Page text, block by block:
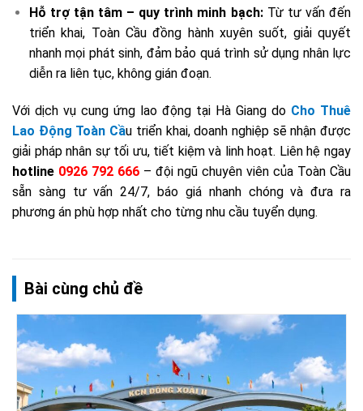
Hỗ trợ tận tâm – quy trình minh bạch:Từ tư vấn đến
triển khai, Toàn Cầu đồng hành xuyên suốt, giải quyết
nhanh mọi phát sinh, đảm bảo quá trình sử dụng nhân lực
diễn ra liên tục, không gián đoạn.
Với dịch vụ cung ứng lao động tại Hà Giang do Cho Thuê
Lao Động Toàn Cầu triển khai, doanh nghiệp sẽ nhận được
giải pháp nhân sự tối ưu, tiết kiệm và linh hoạt. Liên hệ ngay
hotline 0926 792 666 – đội ngũ chuyên viên của Toàn Cầu
sẵn sàng tư vấn 24/7, báo giá nhanh chóng và đưa ra
phương án phù hợp nhất cho từng nhu cầu tuyển dụng.
Bài cùng chủ đề